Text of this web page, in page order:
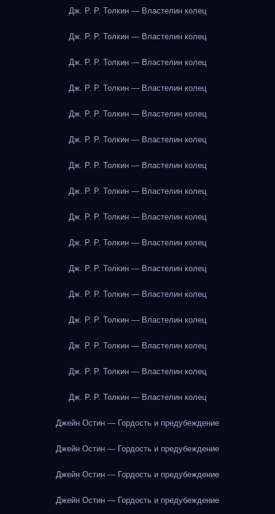
Дж. Р. Р. Толкин — Властелин колец
Дж. Р. Р. Толкин — Властелин колец
Дж. Р. Р. Толкин — Властелин колец
Дж. Р. Р. Толкин — Властелин колец
Дж. Р. Р. Толкин — Властелин колец
Дж. Р. Р. Толкин — Властелин колец
Дж. Р. Р. Толкин — Властелин колец
Дж. Р. Р. Толкин — Властелин колец
Дж. Р. Р. Толкин — Властелин колец
Дж. Р. Р. Толкин — Властелин колец
Дж. Р. Р. Толкин — Властелин колец
Дж. Р. Р. Толкин — Властелин колец
Дж. Р. Р. Толкин — Властелин колец
Дж. Р. Р. Толкин — Властелин колец
Дж. Р. Р. Толкин — Властелин колец
Дж. Р. Р. Толкин — Властелин колец
Джейн Остин — Гордость и предубеждение
Джейн Остин — Гордость и предубеждение
Джейн Остин — Гордость и предубеждение
Джейн Остин — Гордость и предубеждение